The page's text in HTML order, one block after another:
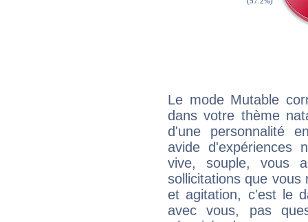
Le mode Mutable
dans votre thème
d'une personnalité
avide d'expériences
vive, souple, vous
sollicitations que vous
et agitation, c'est le
avec vous, pas